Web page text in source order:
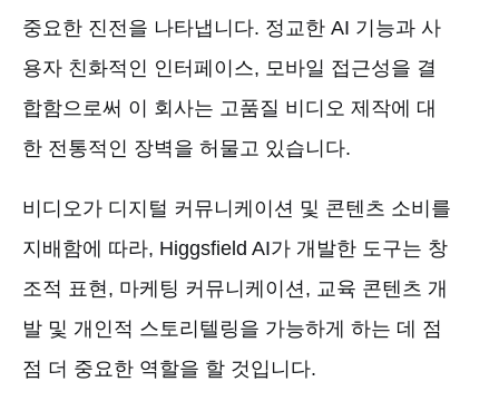
중요한 진전을 나타냅니다. 정교한 AI 기능과 사
용자 친화적인 인터페이스, 모바일 접근성을 결
합함으로써 이 회사는 고품질 비디오 제작에 대
한 전통적인 장벽을 허물고 있습니다.
비디오가 디지털 커뮤니케이션 및 콘텐츠 소비를
지배함에 따라, Higgsfield AI가 개발한 도구는 창
조적 표현, 마케팅 커뮤니케이션, 교육 콘텐츠 개
발 및 개인적 스토리텔링을 가능하게 하는 데 점
점 더 중요한 역할을 할 것입니다.